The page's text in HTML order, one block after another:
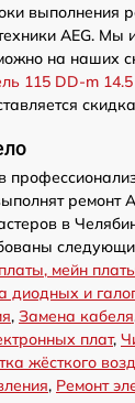
выполнения
AEG. Мы
на наших
115 DD-m
ремонт
в
мейн
диодных и
, Замена кабеля
плат,
жёсткого
, Ремонт